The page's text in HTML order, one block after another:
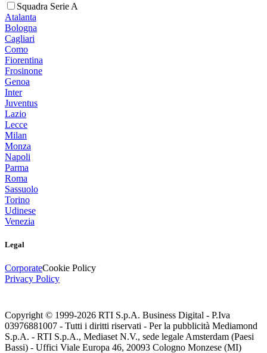
Squadra Serie A
Atalanta
Bologna
Cagliari
Como
Fiorentina
Frosinone
Genoa
Inter
Juventus
Lazio
Lecce
Milan
Monza
Napoli
Parma
Roma
Sassuolo
Torino
Udinese
Venezia
Legal
CorporateCookie Policy
Privacy Policy
Copyright © 1999-2026 RTI S.p.A. Business Digital - P.Iva
03976881007 - Tutti i diritti riservati - Per la pubblicità Mediamond
S.p.A. - RTI S.p.A., Mediaset N.V., sede legale Amsterdam (Paesi
Bassi) - Uffici Viale Europa 46, 20093 Cologno Monzese (MI)